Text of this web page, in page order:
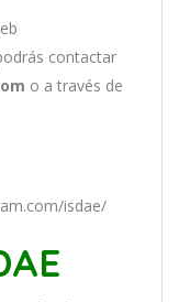
contactar
o a través de
isdae/